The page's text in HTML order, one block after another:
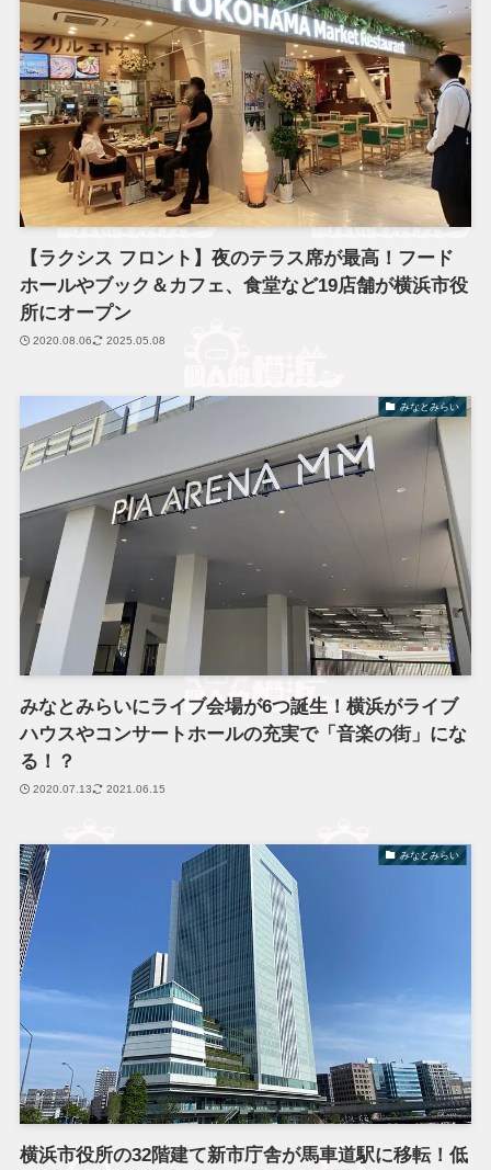
【ラクシス フロント】夜のテラス席が最高！フード
ホールやブック＆カフェ、食堂など19店舗が横浜市役
所にオープン
2020.08.06 2025.05.08
みなとみらい
みなとみらいにライブ会場が6つ誕生！横浜がライブ
ハウスやコンサートホールの充実で「音楽の街」にな
る！？
2020.07.13 2021.06.15
みなとみらい
横浜市役所の32階建て新市庁舎が馬車道駅に移転！低